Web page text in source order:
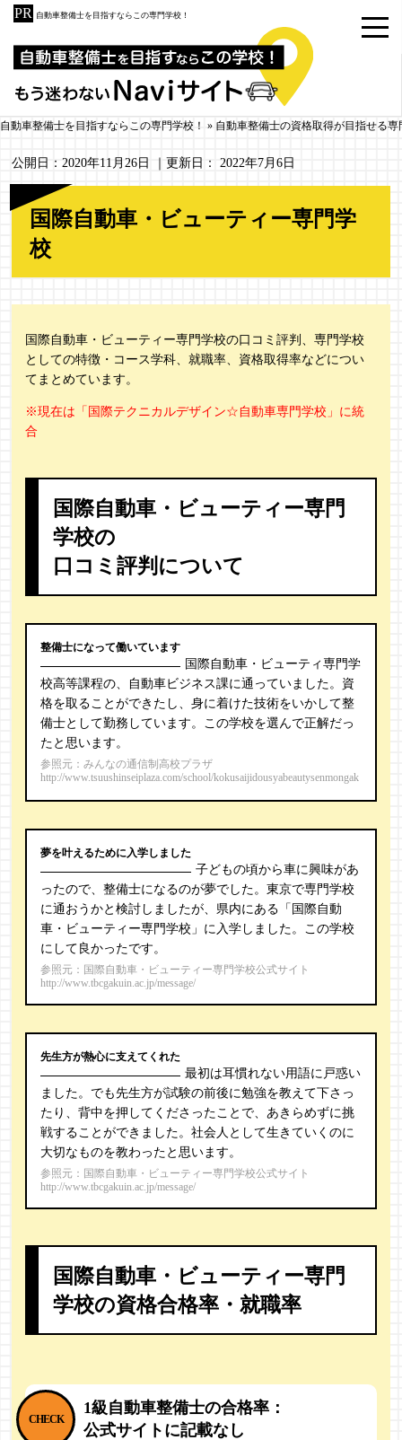
自動車整備士を目指すならこの専門学校！
自動車整備士を目指すならこの専門学校！ » 自動車整備士の資格取得が目指せる専
公開日：2020年11月26日 ｜更新日：2022年7月6日
国際自動車・ビューティー専門学
校
国際自動車・ビューティー専門学校の口コミ評判、専門学校
としての特徴・コース学科、就職率、資格取得率などについ
てまとめています。
※現在は「国際テクニカルデザイン☆自動車専門学校」に統
合
国際自動車・ビューティー専門
学校の
口コミ評判について
整備士になって働いています
国際自動車・ビューティ専門学
校高等課程の、自動車ビジネス課に通っていました。資
格を取ることができたし、身に着けた技術をいかして整
備士として勤務しています。この学校を選んで正解だっ
たと思います。
参照元：みんなの通信制高校プラザ
http://www.tsuushinseiplaza.com/school/kokusaijidousyabeautysenmongak
夢を叶えるために入学しました
子どもの頃から車に興味があ
ったので、整備士になるのが夢でした。東京で専門学校
に通おうかと検討しましたが、県内にある「国際自動
車・ビューティー専門学校」に入学しました。この学校
にして良かったです。
参照元：国際自動車・ビューティー専門学校公式サイト
http://www.tbcgakuin.ac.jp/message/
先生方が熱心に支えてくれた
最初は耳慣れない用語に戸惑い
ました。でも先生方が試験の前後に勉強を教えて下さっ
たり、背中を押してくださったことで、あきらめずに挑
戦することができました。社会人として生きていくのに
大切なものを教わったと思います。
参照元：国際自動車・ビューティー専門学校公式サイト
http://www.tbcgakuin.ac.jp/message/
国際自動車・ビューティー専門
学校の資格合格率・就職率
1級自動車整備士の合格率：
公式サイトに記載なし